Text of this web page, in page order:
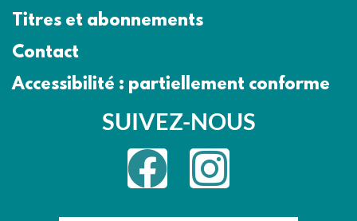
Titres et abonnements
Contact
Accessibilité : partiellement conforme
SUIVEZ-NOUS